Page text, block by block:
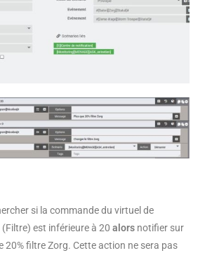
si la commande du virtuel de
(Filtre) est inférieure à 20alors notifier sur
20% filtre Zorg. Cette action ne sera pas